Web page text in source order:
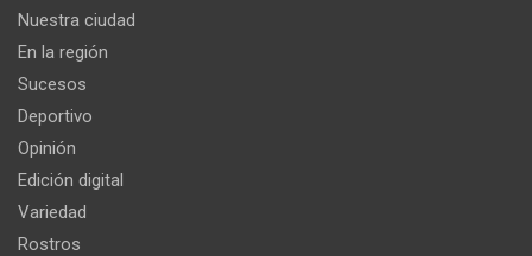
Nuestra ciudad
En la región
Sucesos
Deportivo
Opinión
Edición digital
Variedad
Rostros